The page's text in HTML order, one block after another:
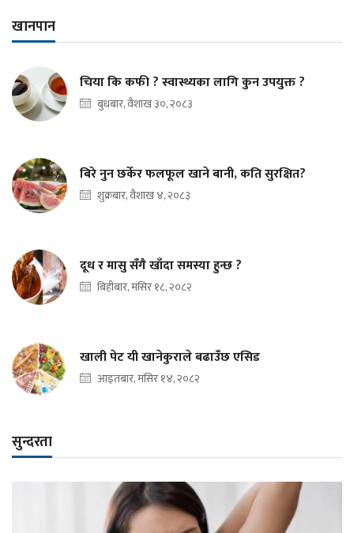
खानपान
चिया कि कफी ? स्वास्थ्यका लागि कुन उपयुक्त ?
बुधबार, वैशाख ३०, २०८३
बिरे नुन छर्केर फलफूल खाने बानी, कति सुरक्षित?
शुक्रबार, वैशाख ४, २०८३
दूध र मासु सँगै खाँदा समस्या हुन्छ ?
बिहीबार, मंसिर १८, २०८२
खाली पेट यी खानेकुराले बढाउँछ एसिड
आइतबार, मंसिर १४, २०८२
सुन्दरता